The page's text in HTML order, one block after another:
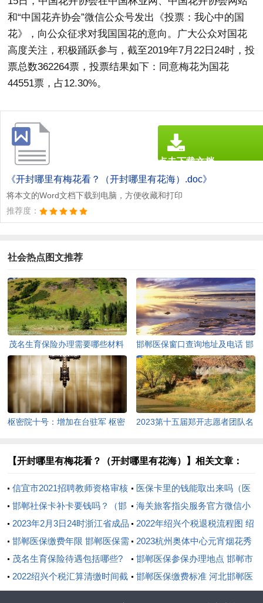
和“中国花卉协会”微信公众号发出《投票：我心中的国
花》，向公众征求对我国国花的意向。广大公众对国花
高度关注，积极踊跃参与，截至2019年7月22日24时，投
票总数362264票，投票结果如下：同意梅花为国花
44551票，占12.30%。
《开封哪里有梅花看？（开封哪里有花海）.doc》
将本文的Word文档下载到电脑，方便收藏和打印
推荐度：
点击下载文档
文档为doc格式
社会热点图文推荐
茂名生育保险办理需要哪些材料
茂名市生育保险申报条件
邯郸医保窗口查询地址及电话 邯
郸市医保大厅地址
枢密院十号：增加在台驻军 枢密
2023第十五届郑开志愿者团队名
【开封哪里有梅花看？（开封哪里有花海）】相关文章：
信宜市2021招聘教师资格审核
什么时候开始？
医保卡里的钱能取出来吗（医
保卡里的钱会清零吗）
邯郸社保卡补卡要钱吗？（邯
郸补办医保卡）
海关旅客指尖服务官方微信小
程序登录入口
2023年2月3日24时浙江省成品
油价格按机制上调
2022年绍兴个税退税流程图 绍
兴个人所得税退税
邯郸医保缴费年限 邯郸医保需
要交够多少年
2023杭州奥体中心元宵烟花秀
观赏攻略 奥体烟花时间
茂名生育保险待遇包括哪些?
（茂名市职工生育保险办法）
邯郸医保参保办理地点 邯郸市
邯山区医保中心在哪
2022绍兴个税汇算清缴时间截
止日期 2021年个税清缴汇算时
邯郸医保缴费标准 河北邯郸医
保政策